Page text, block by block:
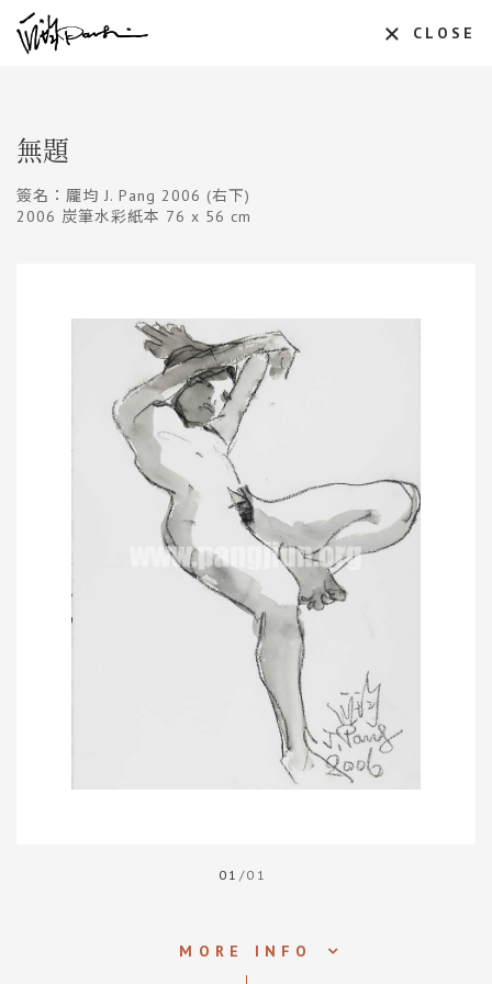
CLOSE
無題
簽名：龎均 J. Pang 2006 (右下)
2006 炭筆水彩紙本 76 x 56 cm
01 /01
MORE INFO